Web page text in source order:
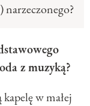
narzeczonego?
z muzyką?
w małej